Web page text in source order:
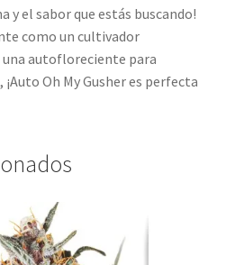
y el sabor que estás buscando!
como un cultivador
una autofloreciente para
Oh My Gusher es perfecta